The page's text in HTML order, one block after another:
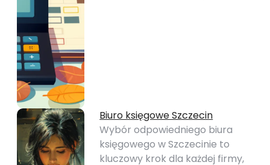
Biuro księgowe Szczecin
Wybór odpowiedniego biura
księgowego w Szczecinie to
kluczowy krok dla każdej firmy,